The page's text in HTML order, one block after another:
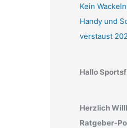
Kein
Handy und
verstaust
Hallo
Herzlich
Ratgeber-